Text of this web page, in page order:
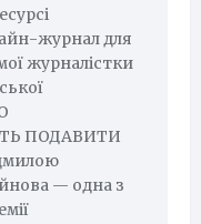
журнал для
журналістки
ПОДАВИТИ
— одна з